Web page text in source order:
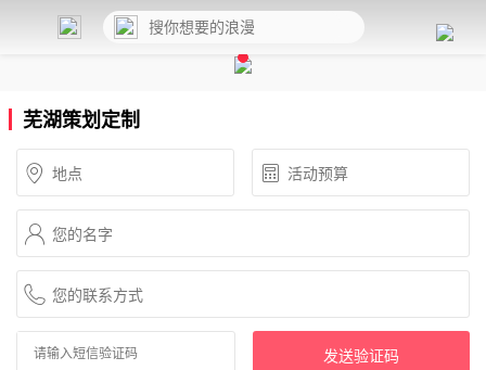
芜湖策划定制
发送验证码